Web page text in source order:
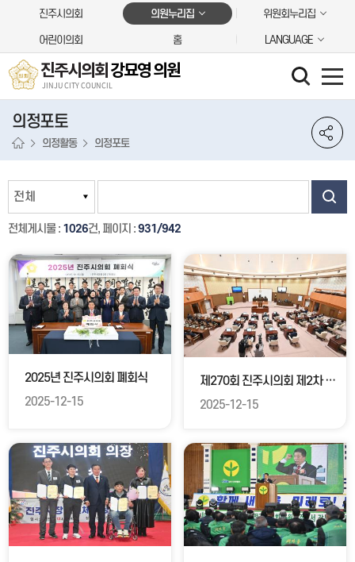
본문바로가기진주시의회 의원누리집 위원회누리집
어린이의회 홈 LANGUAGE
진주시의회 강묘영 의원
JINJU CITY COUNCIL
의정포토
의정활동 의정포토
전체게시물 : 1026건, 페이지 :931/942
2025년 진주시의회 폐회식
2025-12-15
제270회 진주시의회 제2차 정례회 3차 본회의
2025-12-15